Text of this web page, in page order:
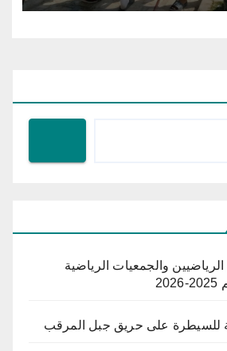
والجمعيات الرياضية
للسيطرة على حريق جبل المرقب